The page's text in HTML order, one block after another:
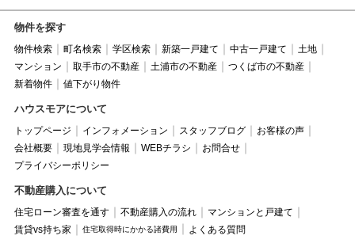
物件を探す
物件検索 町名検索 学区検索 新築一戸建て 中古一戸建て
土地
マンション
取手市の不動産 土浦市の不動産
つくば市の不動産
新着物件
値下がり物件
ハウスモアについて
トップページ インフォメーション スタッフブログ
お客様の声
会社概要
現地見学会情報 WEBチラシ
お問合せ
プライバシーポリシー
不動産購入について
住宅ローン審査を通す 不動産購入の流れ
マンションと戸建て
賃貸vs持ち家
住宅取得時にかかる諸費用 よくある質問